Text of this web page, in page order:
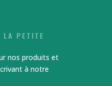
LA PETITE
nos produits et
à notre